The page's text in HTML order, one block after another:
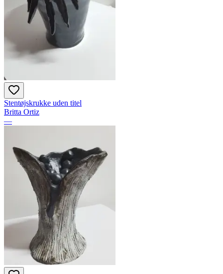
Stentøjskrukke uden titel
Britta Ortiz
—